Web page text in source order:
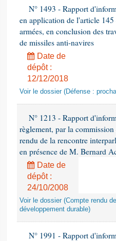
N° 1493 - Rapport
en application de l'article 145
armées, en conclusion des
de missiles anti-navires
Date de
dépôt :
12/12/2018
Voir le dossier (Défense :
N° 1213 - Rapport
règlement, par la
rendu de la rencontre
en présence de M. Bernard
Date de
dépôt :
24/10/2008
Voir le dossier (Compte rendu
développement durable)
N° 1991 - Rapport